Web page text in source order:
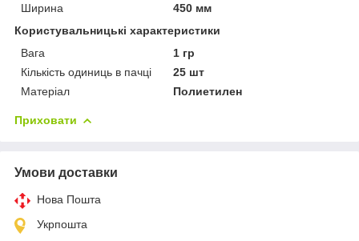
Ширина
450 мм
Користувальницькі характеристики
Вага
1 гр
Кількість одиниць в пачці
25 шт
Матеріал
Полиетилен
Приховати
Умови доставки
Нова Пошта
Укрпошта